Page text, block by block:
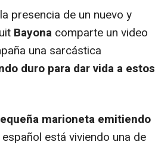
presencia de un nuevo y
Bayona comparte un video
una sarcástica
duro para dar vida a estos
marioneta emitiendo
está viviendo una de